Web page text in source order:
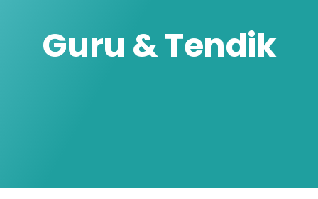
Guru & Tendik